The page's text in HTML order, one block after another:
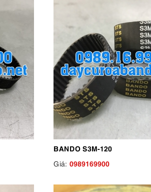
BANDO S3M-120
Giá: 0989169900